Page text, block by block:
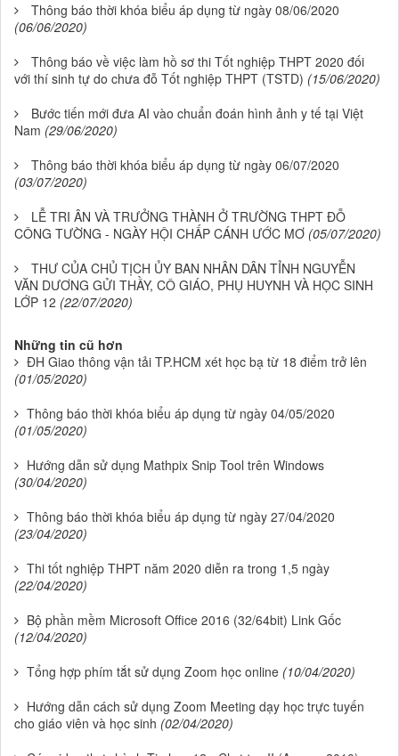
Thông báo thời khóa biểu áp dụng từ ngày 08/06/2020
(06/06/2020)
Thông báo về việc làm hồ sơ thi Tốt nghiệp THPT 2020 đối
với thí sinh tự do chưa đỗ Tốt nghiệp THPT (TSTD) (15/06/2020)
Bước tiến mới đưa AI vào chuẩn đoán hình ảnh y tế tại Việt
Nam (29/06/2020)
Thông báo thời khóa biểu áp dụng từ ngày 06/07/2020
(03/07/2020)
LỄ TRI ÂN VÀ TRƯỞNG THÀNH Ở TRƯỜNG THPT ĐỖ
CÔNG TƯỜNG - NGÀY HỘI CHẤP CÁNH ƯỚC MƠ (05/07/2020)
THƯ CỦA CHỦ TỊCH ỦY BAN NHÂN DÂN TỈNH NGUYỄN
VĂN DƯƠNG GỬI THẦY, CÔ GIÁO, PHỤ HUYNH VÀ HỌC SINH
LỚP 12 (22/07/2020)
Những tin cũ hơn
ĐH Giao thông vận tải TP.HCM xét học bạ từ 18 điểm trở lên
(01/05/2020)
Thông báo thời khóa biểu áp dụng từ ngày 04/05/2020
(01/05/2020)
Hướng dẫn sử dụng Mathpix Snip Tool trên Windows
(30/04/2020)
Thông báo thời khóa biểu áp dụng từ ngày 27/04/2020
(23/04/2020)
Thi tốt nghiệp THPT năm 2020 diễn ra trong 1,5 ngày
(22/04/2020)
Bộ phần mềm Microsoft Office 2016 (32/64bit) Link Gốc
(12/04/2020)
Tổng hợp phím tắt sử dụng Zoom học online (10/04/2020)
Hướng dẫn cách sử dụng Zoom Meeting dạy học trực tuyến
cho giáo viên và học sinh (02/04/2020)